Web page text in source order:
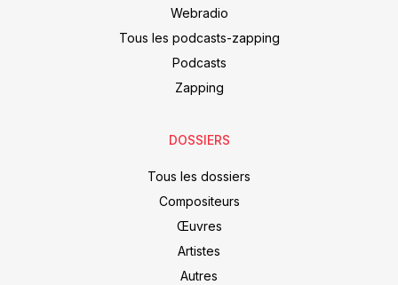
Webradio
Tous les podcasts-zapping
Podcasts
Zapping
DOSSIERS
Tous les dossiers
Compositeurs
Œuvres
Artistes
Autres